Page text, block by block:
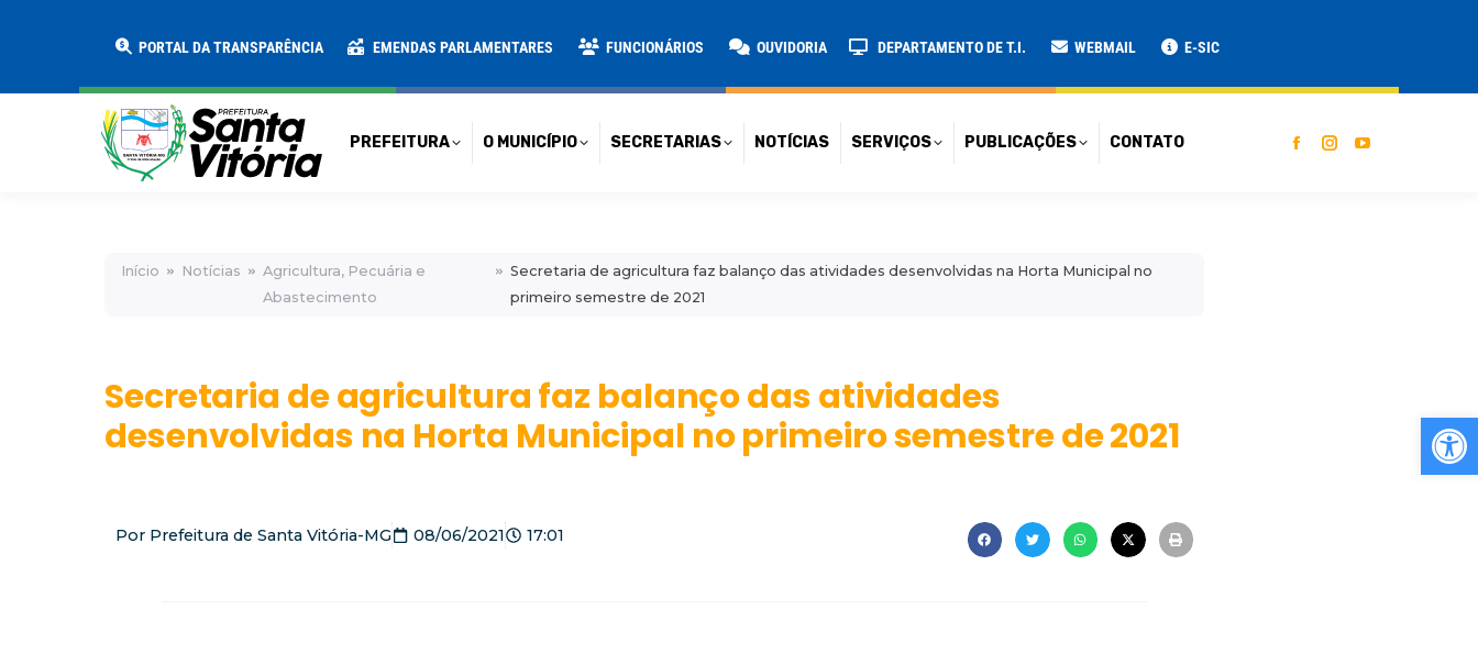
PORTAL DA TRANSPARÊNCIA EMENDAS PARLAMENTARES FUNCIONÁRIOS OUVIDORIA DEPARTAMENTO DE T.I. WEBMAIL E-SIC
PREFEITURA O MUNICÍPIO SECRETARIAS NOTÍCIAS SERVIÇOS PUBLICAÇÕES CONTATO
Início Notícias
Agricultura, Pecuária e
Abastecimento
Secretaria de agricultura faz balanço das atividades desenvolvidas na Horta Municipal no
primeiro semestre de 2021
Secretaria de agricultura faz balanço das atividades
desenvolvidas na Horta Municipal no primeiro semestre de 2021
Por Prefeitura de Santa Vitória-MG 08/06/2021 17:01